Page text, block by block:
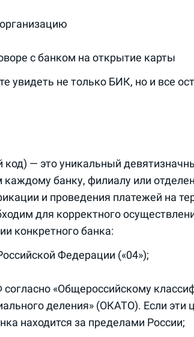
с банком на открытие карты
увидеть не только БИК, но и все
— это уникальный
банку, филиалу или
и проведения платежей на
для корректного
конкретного банка:
Федерации («04»);
согласно «Общероссийскому
деления» (ОКАТО). Если эти
находится за пределами России;